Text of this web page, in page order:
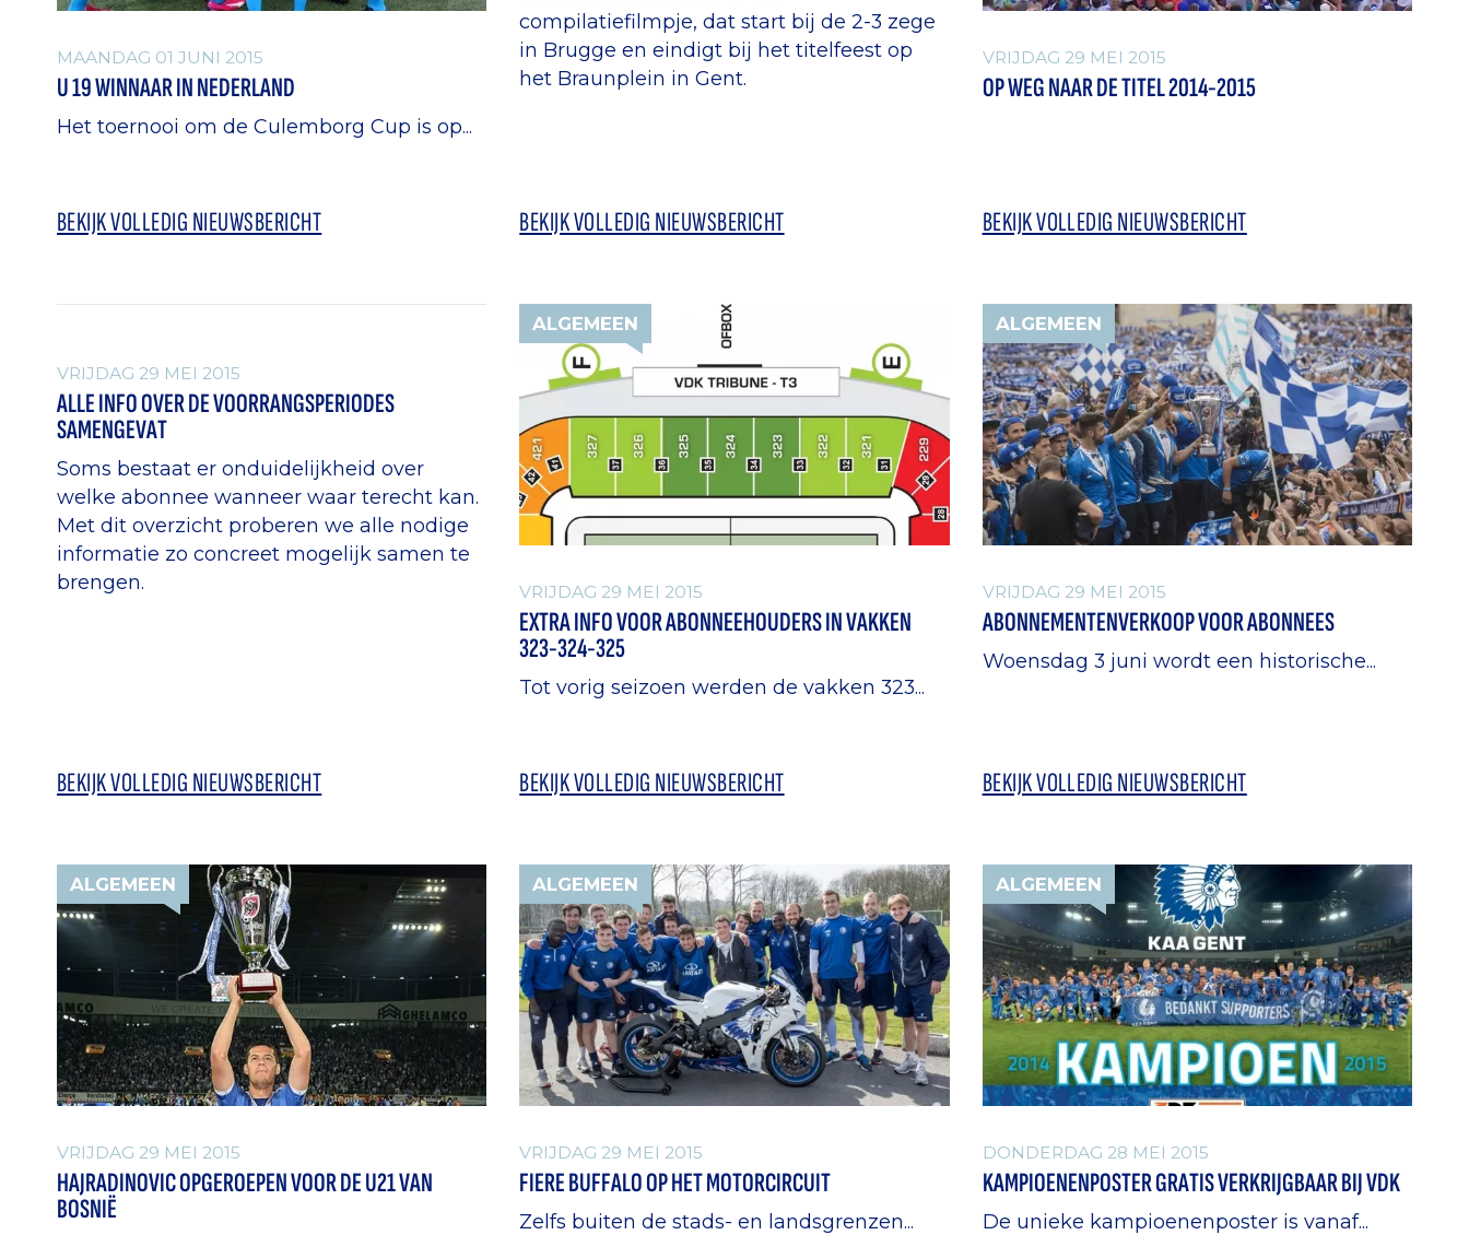
MAANDAG 01 JUNI 2015
U 19 WINNAAR IN NEDERLAND
Het toernooi om de Culemborg Cup is op...
BEKIJK VOLLEDIG NIEUWSBERICHT
compilatiefilmpje, dat start bij de 2-3 zege
in Brugge en eindigt bij het titelfeest op
het Braunplein in Gent.
BEKIJK VOLLEDIG NIEUWSBERICHT
VRIJDAG 29 MEI 2015
OP WEG NAAR DE TITEL 2014-2015
BEKIJK VOLLEDIG NIEUWSBERICHT
VRIJDAG 29 MEI 2015
ALLE INFO OVER DE VOORRANGSPERIODES
SAMENGEVAT
Soms bestaat er onduidelijkheid over
welke abonnee wanneer waar terecht kan.
Met dit overzicht proberen we alle nodige
informatie zo concreet mogelijk samen te
brengen.
BEKIJK VOLLEDIG NIEUWSBERICHT
ALGEMEEN
VRIJDAG 29 MEI 2015
EXTRA INFO VOOR ABONNEEHOUDERS IN VAKKEN
323-324-325
Tot vorig seizoen werden de vakken 323...
BEKIJK VOLLEDIG NIEUWSBERICHT
ALGEMEEN
VRIJDAG 29 MEI 2015
ABONNEMENTENVERKOOP VOOR ABONNEES
Woensdag 3 juni wordt een historische...
BEKIJK VOLLEDIG NIEUWSBERICHT
ALGEMEEN
VRIJDAG 29 MEI 2015
HAJRADINOVIC OPGEROEPEN VOOR DE U21 VAN
BOSNIË
ALGEMEEN
VRIJDAG 29 MEI 2015
FIERE BUFFALO OP HET MOTORCIRCUIT
Zelfs buiten de stads- en landsgrenzen...
ALGEMEEN
DONDERDAG 28 MEI 2015
KAMPIOENENPOSTER GRATIS VERKRIJGBAAR BIJ VDK
De unieke kampioenenposter is vanaf...